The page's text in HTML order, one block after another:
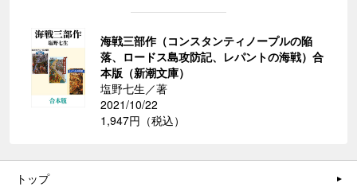
海戦三部作（コンスタンティノープルの陥
落、ロードス島攻防記、レパントの海戦）合
本版（新潮文庫）
塩野七生／著
2021/10/22
1,947円（税込）
トップ